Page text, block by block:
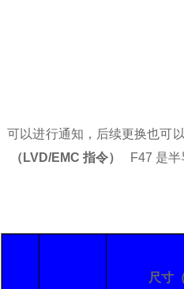
可以进行通知，后续更换也可以
（LVD/EMC 指令）
F47 是半
尺寸